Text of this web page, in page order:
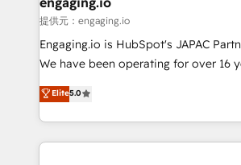
e de mais de 150 softwares globais
contratar e pagar a HubSpot em
fiscal no Brasil e gerar economia de
Oferecemos ainda agentes de IA
HubSpot que automatizam tarefas
提供元：engaging.io
Engaging.io is HubSpot's JAPAC
We have been operating for over 16
one of HubSpot's most experienced
capable Agency Partners globally. We specialise in
complex CRM migrations,
integrations, custom CMS portal
Elite5.0